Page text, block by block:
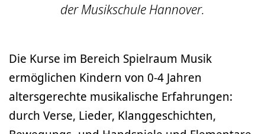
der Musikschule Hannover.
Die Kurse im Bereich Spielraum Musik
ermöglichen Kindern von 0-4 Jahren
altersgerechte musikalische Erfahrungen:
durch Verse, Lieder, Klanggeschichten,